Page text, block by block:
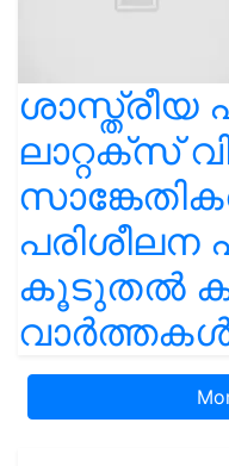
ശാസ്ത്രീയ
ലാറ്റക്സ്
പരിശീലന
കൂടുതൽ